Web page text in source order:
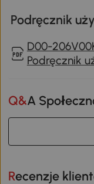
Podręcznik
D00-
Podręcznik
Q&A
Recenzje